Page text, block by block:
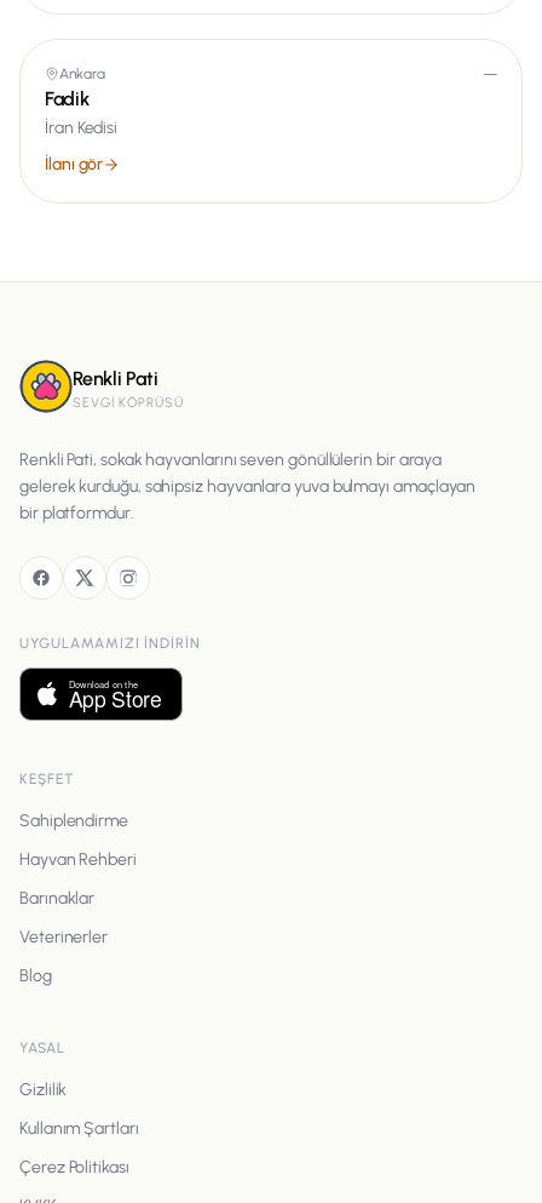
Ankara —
Fadik
İran Kedisi
İlanı gör
Renkli Pati
SEVGI KÖPRÜSÜ
Renkli Pati, sokak hayvanlarını seven gönüllülerin bir araya
gelerek kurduğu, sahipsiz hayvanlara yuva bulmayı amaçlayan
bir platformdur.
UYGULAMAMIZI INDIRIN
KEŞFET
Sahiplendirme
Hayvan Rehberi
Barınaklar
Veterinerler
Blog
YASAL
Gizlilik
Kullanım Şartları
Çerez Politikası